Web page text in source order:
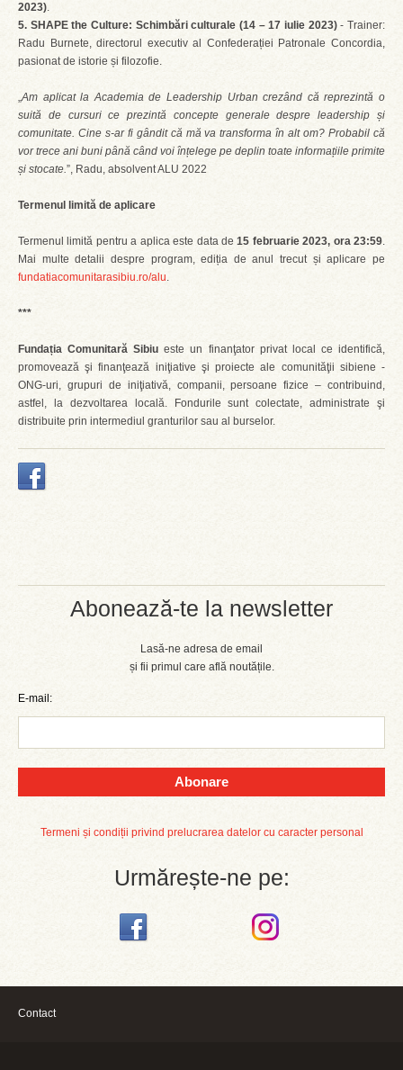
Abonează-te la newsletter
Lasă-ne adresa de email
și fii primul care află noutățile.
E-mail:
Abonare
Termeni și condiții privind prelucrarea datelor cu caracter personal
Urmărește-ne pe:
2023).
5. SHAPE the Culture: Schimbări culturale (14 – 17 iulie 2023)- Trainer:
Radu Burnete, directorul executiv al Confederației Patronale Concordia,
pasionat de istorie și filozofie.
„Am aplicat la Academia de Leadership Urban crezând că reprezintă o
suită de cursuri ce prezintă concepte generale despre leadership și
comunitate. Cine s-ar fi gândit că mă va transforma în alt om? Probabil că
vor trece ani buni până când voi înțelege pe deplin toate informațiile primite
și stocate.”, Radu, absolvent ALU 2022
Termenul limită de aplicare
Termenul limită pentru a aplica este data de15 februarie 2023, ora 23:59.
Mai multe detalii despre program, ediția de anul trecut și aplicare pe
fundatiacomunitarasibiu.ro/alu.
***
Fundația Comunitară Sibiu este un finanţator privat local ce identifică,
promovează şi finanţează iniţiative şi proiecte ale comunităţii sibiene -
ONG-uri, grupuri de iniţiativă, companii, persoane fizice – contribuind,
astfel, la dezvoltarea locală. Fondurile sunt colectate, administrate şi
distribuite prin intermediul granturilor sau al burselor.
Contact